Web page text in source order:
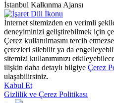
İstanbul Kalkınma Ajansı
İnternet sitemizden en verimli
deneyiminizi geliştirebilmek için
Çerez kullanılmasını tercih
çerezleri silebilir ya da
sitemizi kullanımınızı
ilişkin daha detaylı bilgiye Çerez
ulaşabilirsiniz.
Kabul Et
Gizlilik ve Çerez Politikası